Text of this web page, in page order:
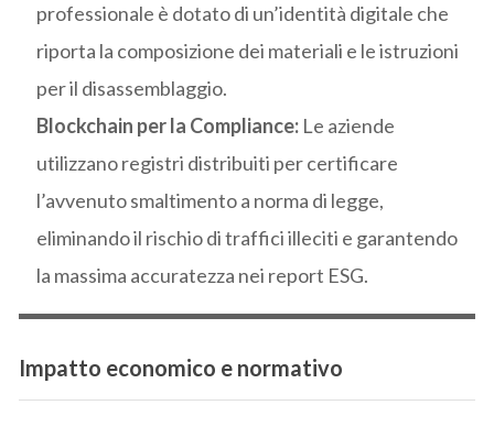
professionale è dotato di un’identità digitale che
riporta la composizione dei materiali e le istruzioni
per il disassemblaggio.
Blockchain per la Compliance: Le aziende
utilizzano registri distribuiti per certificare
l’avvenuto smaltimento a norma di legge,
eliminando il rischio di traffici illeciti e garantendo
la massima accuratezza nei report ESG.
Impatto economico e normativo